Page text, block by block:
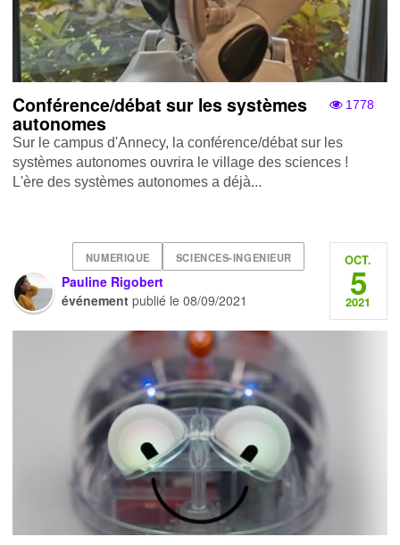
1778
Conférence/débat sur les systèmes
autonomes
Sur le campus d'Annecy, la conférence/débat sur les
systèmes autonomes ouvrira le village des sciences !
L'ère des systèmes autonomes a déjà...
NUMERIQUE SCIENCES-INGENIEUR
Pauline Rigobert
événement publié le08/09/2021
OCT.
5
2021